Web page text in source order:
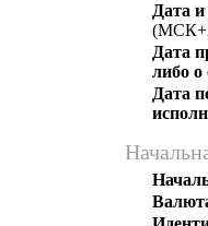
Дата
Дата
либо о
Дата